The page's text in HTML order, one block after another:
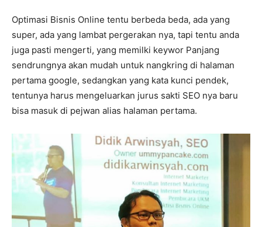
Optimasi Bisnis Online tentu berbeda beda, ada yang
super, ada yang lambat pergerakan nya, tapi tentu anda
juga pasti mengerti, yang memilki keywor Panjang
sendrungnya akan mudah untuk nangkring di halaman
pertama google, sedangkan yang kata kunci pendek,
tentunya harus mengeluarkan jurus sakti SEO nya baru
bisa masuk di pejwan alias halaman pertama.